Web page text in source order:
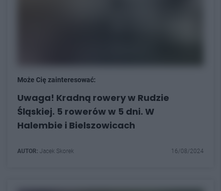
Może Cię zainteresować:
Uwaga! Kradną rowery w Rudzie
Śląskiej. 5 rowerów w 5 dni. W
Halembie i Bielszowicach
AUTOR: Jacek Skorek 16/08/2024